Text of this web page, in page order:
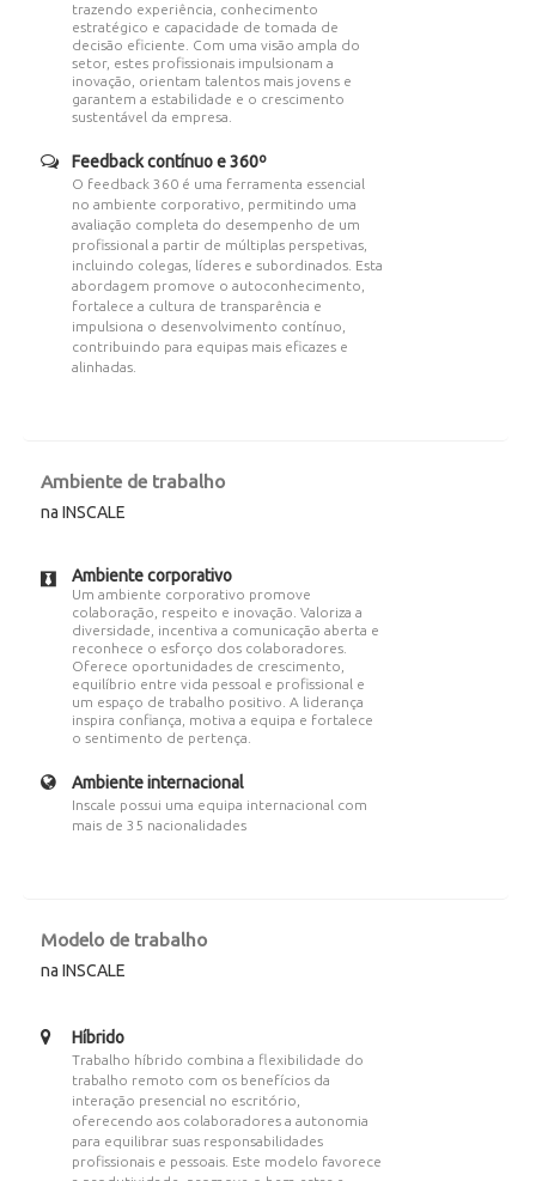
trazendo experiência, conhecimento
estratégico e capacidade de tomada de
decisão eficiente. Com uma visão ampla do
setor, estes profissionais impulsionam a
inovação, orientam talentos mais jovens e
garantem a estabilidade e o crescimento
sustentável da empresa.
Feedback contínuo e 360º
O feedback 360 é uma ferramenta essencial
no ambiente corporativo, permitindo uma
avaliação completa do desempenho de um
profissional a partir de múltiplas perspetivas,
incluindo colegas, líderes e subordinados. Esta
abordagem promove o autoconhecimento,
fortalece a cultura de transparência e
impulsiona o desenvolvimento contínuo,
contribuindo para equipas mais eficazes e
alinhadas.
Ambiente de trabalho
na INSCALE
Ambiente corporativo
Um ambiente corporativo promove
colaboração, respeito e inovação. Valoriza a
diversidade, incentiva a comunicação aberta e
reconhece o esforço dos colaboradores.
Oferece oportunidades de crescimento,
equilíbrio entre vida pessoal e profissional e
um espaço de trabalho positivo. A liderança
inspira confiança, motiva a equipa e fortalece
o sentimento de pertença.
Ambiente internacional
Inscale possui uma equipa internacional com
mais de 35 nacionalidades
Modelo de trabalho
na INSCALE
Híbrido
Trabalho híbrido combina a flexibilidade do
trabalho remoto com os benefícios da
interação presencial no escritório,
oferecendo aos colaboradores a autonomia
para equilibrar suas responsabilidades
profissionais e pessoais. Este modelo favorece